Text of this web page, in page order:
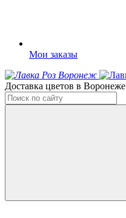
Мои заказы
Доставка цветов в Воронеже